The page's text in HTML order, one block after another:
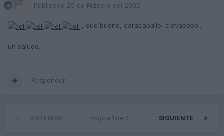
Publicado 25 de Febrero del 2005
, que bueno, caracaballo, clavaoooo...
un saludo.
Responder
SIGUIENTE
Página 1 de 2